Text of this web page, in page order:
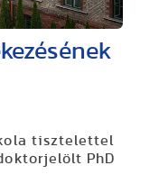
tisztelettel
PhD